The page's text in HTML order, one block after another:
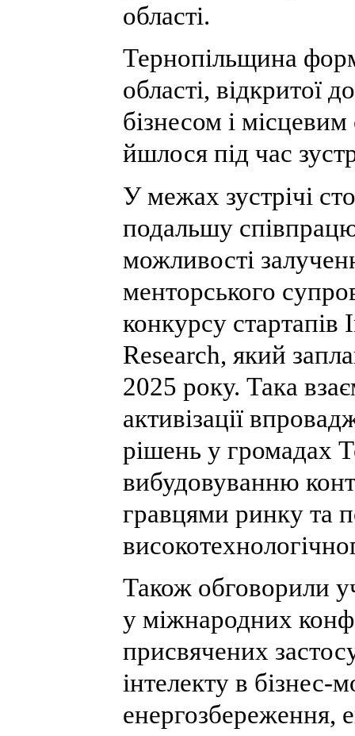
області.
Тернопільщина
області, відкритої
бізнесом і
йшлося під час
У межах зустрічі
подальшу
можливості
менторського
конкурсу
Research, який
2025 року. Така
активізації
рішень у громадах
вибудовуванню
гравцями ринку та
Також обговорили
у міжнародних
присвячених
інтелекту в
енергозбереження,